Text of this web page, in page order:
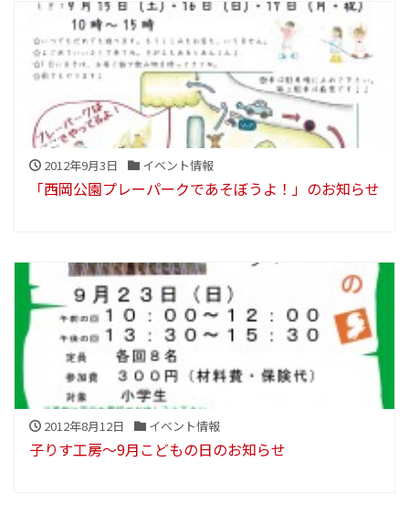
2012年9月3日 イベント情報
「西岡公園プレーパークであそぼうよ！」のお知らせ
2012年8月12日 イベント情報
子りす工房～9月こどもの日のお知らせ